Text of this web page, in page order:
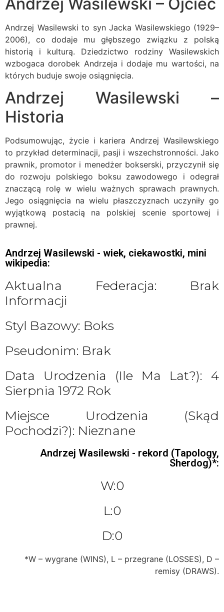
Andrzej Wasilewski to syn Jacka Wasilewskiego (1929–
2006), co dodaje mu głębszego związku z polską
historią i kulturą. Dziedzictwo rodziny Wasilewskich
wzbogaca dorobek Andrzeja i dodaje mu wartości, na
których buduje swoje osiągnięcia.
Andrzej Wasilewski –
Historia
Podsumowując, życie i kariera Andrzej Wasilewskiego
to przykład determinacji, pasji i wszechstronności. Jako
prawnik, promotor i menedżer bokserski, przyczynił się
do rozwoju polskiego boksu zawodowego i odegrał
znaczącą rolę w wielu ważnych sprawach prawnych.
Jego osiągnięcia na wielu płaszczyznach uczyniły go
wyjątkową postacią na polskiej scenie sportowej i
prawnej.
Andrzej Wasilewski - wiek, ciekawostki, mini
wikipedia:
Aktualna Federacja: Brak
Informacji
Styl Bazowy: Boks
Pseudonim: Brak
Data Urodzenia (ile Ma Lat?): 4
Sierpnia 1972 Rok
Miejsce Urodzenia (skąd
Pochodzi?): Nieznane
Andrzej Wasilewski - rekord (Tapology,
Sherdog)*:
W:0
L:0
D:0
*W – wygrane (WINS), L – przegrane (LOSSES), D –
remisy (DRAWS).